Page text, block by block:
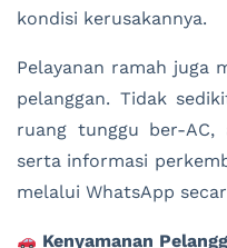
kondisi kerusakannya.
Pelayanan ramah juga
pelanggan. Tidak
ruang tunggu ber-AC,
serta informasi
melalui WhatsApp
Kenyamanan